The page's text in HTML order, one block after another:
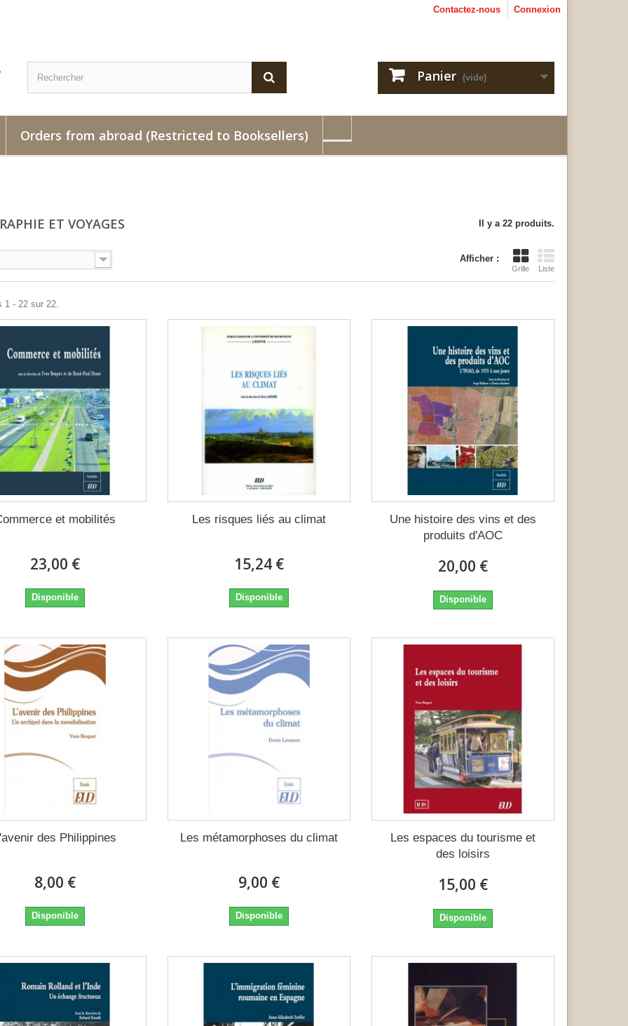
Connexion
Contactez-nous
Panier (vide)
Orders from abroad (Restricted to Booksellers)
ET VOYAGES Il y a 22 produits.
Afficher :
Grille Liste
1 - 22 sur 22.
et mobilités
23,00 €
Disponible
Les risques liés au climat
15,24 €
Disponible
Une histoire des vins et des
produits d'AOC
20,00 €
Disponible
des Philippines
8,00 €
Disponible
Les métamorphoses du climat
9,00 €
Disponible
Les espaces du tourisme et
des loisirs
15,00 €
Disponible